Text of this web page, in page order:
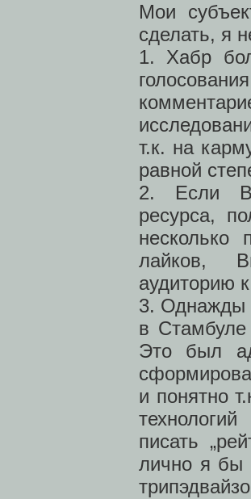
Мои
сделать, я
1. Хабр
т.к. на
равной
2. Если Вы
ресурса,
несколько
лайков,
аудиторию
3. Однажды
в
Это был
и понятно
писать
лично я бы